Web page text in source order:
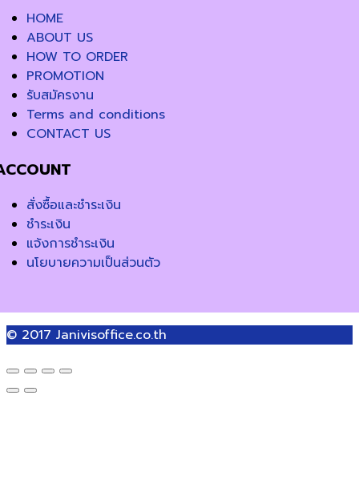
HOME
ABOUT US
HOW TO ORDER
PROMOTION
รับสมัครงาน
Terms and conditions
CONTACT US
สั่งซื้อและชำระเงิน
ชำระเงิน
แจ้งการชำระเงิน
นโยบายความเป็นส่วนตัว
© 2017 Janivisoffice.co.th